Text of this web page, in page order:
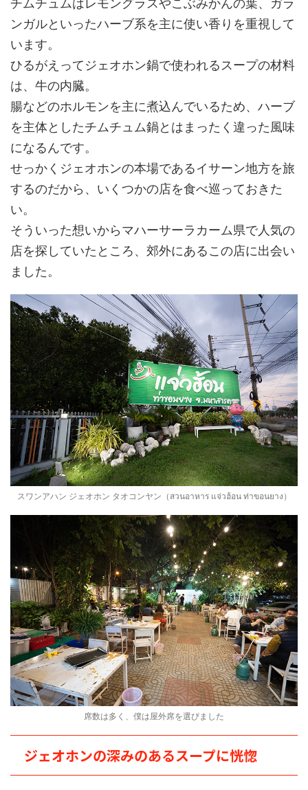
ンガルといったハーブ系を主に使い香りを重視して
います。
ひるがえってジェオホン鍋で使われるスープの材料
は、牛の内臓。
腸などのホルモンを主に煮込んでいるため、ハーブ
を主体としたチムチュム鍋とはまったく違った風味
になるんです。
せっかくジェオホンの本場であるイサーン地方を旅
するのだから、いくつかの店を食べ巡っておきた
い。
そういった想いからマハーサーラカーム県で人気の
店を探していたところ、郊外にあるこの店に出会い
ました。
スワンアハン ジェオホン タオコンヤン（สวนอาหาร แจ่วฮ้อน ท่าขอนยาง）
席数は多く、僕は屋外席を選びました
ジェオホンの深みのあるスープに恍惚